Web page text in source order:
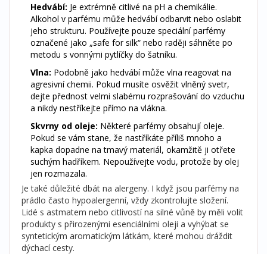
Hedvábí: Je extrémně citlivé na pH a chemikálie.
Alkohol v parfému může hedvábí odbarvit nebo oslabit
jeho strukturu. Používejte pouze speciální parfémy
označené jako „safe for silk“ nebo raději sáhněte po
metodu s vonnými pytlíčky do šatníku.
Vlna: Podobně jako hedvábí může vlna reagovat na
agresivní chemii. Pokud musíte osvěžit vlněný svetr,
dejte přednost velmi slabému rozprašování do vzduchu
a nikdy nestříkejte přímo na vlákna.
Skvrny od oleje: Některé parfémy obsahují oleje.
Pokud se vám stane, že nastříkáte příliš mnoho a
kapka dopadne na tmavý materiál, okamžitě ji otřete
suchým hadříkem. Nepoužívejte vodu, protože by olej
jen rozmazala.
Je také důležité dbát na alergeny. I když jsou parfémy na
prádlo často hypoalergenní, vždy zkontrolujte složení.
Lidé s astmatem nebo citlivostí na silné vůně by měli volit
produkty s přirozenými esenciálními oleji a vyhýbat se
syntetickým aromatickým látkám, které mohou dráždit
dýchací cesty.